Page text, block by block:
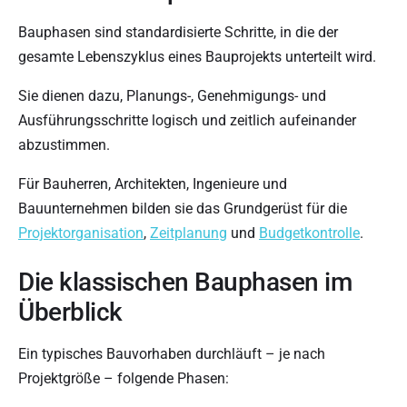
Bauphasen sind standardisierte Schritte, in die der
gesamte Lebenszyklus eines Bauprojekts unterteilt wird.
Sie dienen dazu, Planungs-, Genehmigungs- und
Ausführungsschritte logisch und zeitlich aufeinander
abzustimmen.
Für Bauherren, Architekten, Ingenieure und
Bauunternehmen bilden sie das Grundgerüst für die
Projektorganisation, Zeitplanung und Budgetkontrolle.
Die klassischen Bauphasen im
Überblick
Ein typisches Bauvorhaben durchläuft – je nach
Projektgröße – folgende Phasen: